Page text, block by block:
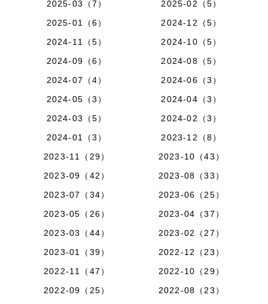
2025-03（7）
2025-02（5）
2025-01（6）
2024-12（5）
2024-11（5）
2024-10（5）
2024-09（6）
2024-08（5）
2024-07（4）
2024-06（3）
2024-05（3）
2024-04（3）
2024-03（5）
2024-02（3）
2024-01（3）
2023-12（8）
2023-11（29）
2023-10（43）
2023-09（42）
2023-08（33）
2023-07（34）
2023-06（25）
2023-05（26）
2023-04（37）
2023-03（44）
2023-02（27）
2023-01（39）
2022-12（23）
2022-11（47）
2022-10（29）
2022-09（25）
2022-08（23）